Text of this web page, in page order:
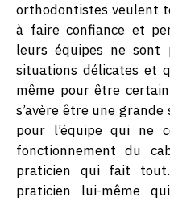
orthodontistes veulent
à faire confiance et
leurs équipes ne sont
situations délicates et
même pour être
s’avère être une grande
pour l’équipe qui ne
fonctionnement du
praticien qui fait
praticien lui-même